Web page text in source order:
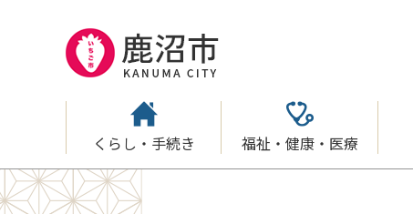
くらし・手続き 福祉・健康・医療